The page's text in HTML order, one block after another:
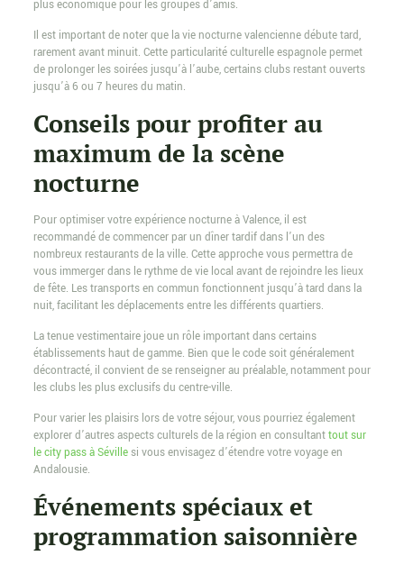
plus économique pour les groupes d’amis.
Il est important de noter que la vie nocturne valencienne débute tard,
rarement avant minuit. Cette particularité culturelle espagnole permet
de prolonger les soirées jusqu’à l’aube, certains clubs restant ouverts
jusqu’à 6 ou 7 heures du matin.
Conseils pour profiter au
maximum de la scène
nocturne
Pour optimiser votre expérience nocturne à Valence, il est
recommandé de commencer par un dîner tardif dans l’un des
nombreux restaurants de la ville. Cette approche vous permettra de
vous immerger dans le rythme de vie local avant de rejoindre les lieux
de fête. Les transports en commun fonctionnent jusqu’à tard dans la
nuit, facilitant les déplacements entre les différents quartiers.
La tenue vestimentaire joue un rôle important dans certains
établissements haut de gamme. Bien que le code soit généralement
décontracté, il convient de se renseigner au préalable, notamment pour
les clubs les plus exclusifs du centre-ville.
Pour varier les plaisirs lors de votre séjour, vous pourriez également
explorer d’autres aspects culturels de la région en consultanttout sur
le city pass à Sévillesi vous envisagez d’étendre votre voyage en
Andalousie.
Événements spéciaux et
programmation saisonnière